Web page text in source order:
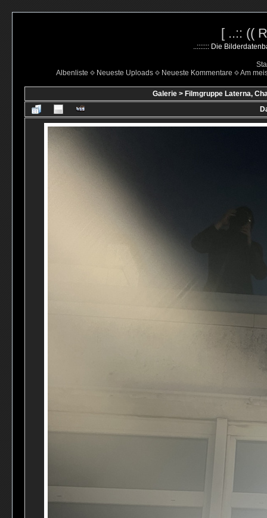
[ ..:: ((
..::::::: Die
Albenliste
Neueste Uploads Neueste Kommentare Am
Galerie > Filmgruppe Laterna,